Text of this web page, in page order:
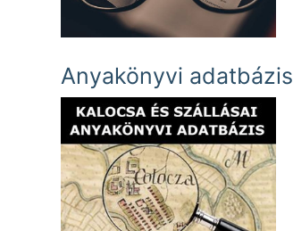
Anyakönyvi adatbázis